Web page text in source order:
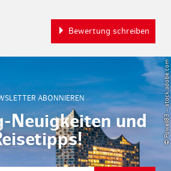
Bewertung schreiben
ABONNIEREN
Neuigkeiten und
© Powell83 – stock.adobe.com